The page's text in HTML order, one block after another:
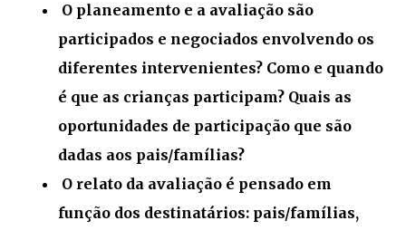
O planeamento e a avaliação são
participados e negociados envolvendo os
diferentes intervenientes? Como e quando
é que as crianças participam? Quais as
oportunidades de participação que são
dadas aos pais/famílias?
O relato da avaliação é pensado em
função dos destinatários: pais/famílias,